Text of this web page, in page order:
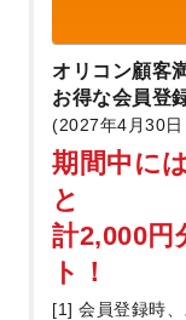
オリコン顧客
お得な会員登
(2027年4月30日
期間中に
と
計2,000円
ト！
[1] 会員登録時